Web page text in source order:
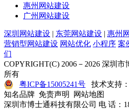
惠州网站建设
广州网站建设
深圳网站建设 | 东莞网站建设 | 惠州
营销型网站建设 网站优化 小程序 案
们
COPYRIGHT(C) 2006－2026 深圳
所有
粤ICP备15005241号 技术支持
知名品牌 免责声明 网站地图
深圳市博士通科技有限公司 电 话：